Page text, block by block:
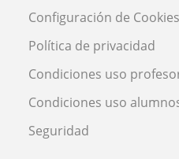
Configuración de Cookies
Política de privacidad
Condiciones uso
Condiciones uso
Seguridad